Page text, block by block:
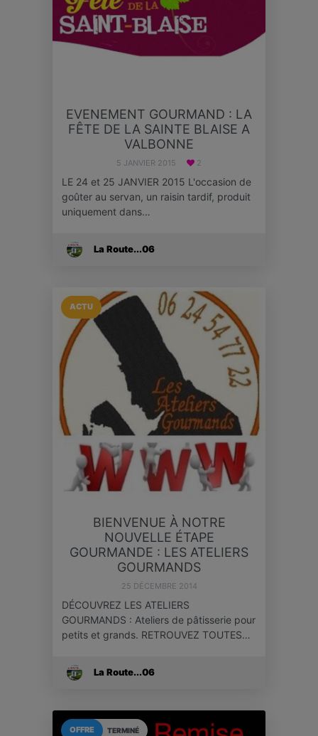
EVENEMENT GOURMAND : LA
FÊTE DE LA SAINTE BLAISE A
VALBONNE
5 JANVIER 2015 2
LE 24 et 25 JANVIER 2015 L'occasion de
goûter au servan, un raisin tardif, produit
uniquement dans…
La Route...06
ACTU
BIENVENUE À NOTRE
NOUVELLE ÉTAPE
GOURMANDE : LES ATELIERS
GOURMANDS
25 DÉCEMBRE 2014
DÉCOUVREZ LES ATELIERS
GOURMANDS : Ateliers de pâtisserie pour
petits et grands. RETROUVEZ TOUTES…
La Route...06
TERMINÉ
OFFRE